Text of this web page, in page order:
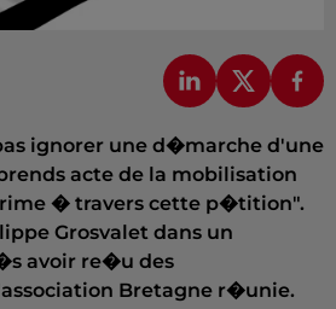
ignorer une d�marche d'une
acte de la mobilisation
� travers cette p�tition".
Grosvalet dans un
avoir re�u des
Bretagne r�unie.